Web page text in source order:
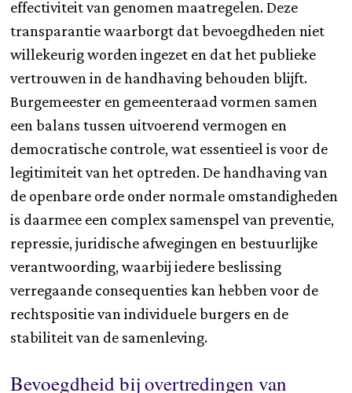
effectiviteit van genomen maatregelen. Deze
transparantie waarborgt dat bevoegdheden niet
willekeurig worden ingezet en dat het publieke
vertrouwen in de handhaving behouden blijft.
Burgemeester en gemeenteraad vormen samen
een balans tussen uitvoerend vermogen en
democratische controle, wat essentieel is voor de
legitimiteit van het optreden. De handhaving van
de openbare orde onder normale omstandigheden
is daarmee een complex samenspel van preventie,
repressie, juridische afwegingen en bestuurlijke
verantwoording, waarbij iedere beslissing
verregaande consequenties kan hebben voor de
rechtspositie van individuele burgers en de
stabiliteit van de samenleving.
Bevoegdheid bij overtredingen van